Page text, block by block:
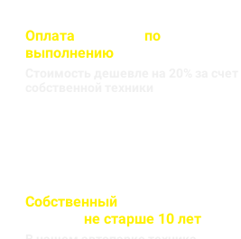
Оплата
по
выполнению
Собственный
не старше 10 лет